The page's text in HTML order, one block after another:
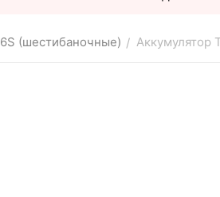
6S (шестибаночные) / Аккумулятор